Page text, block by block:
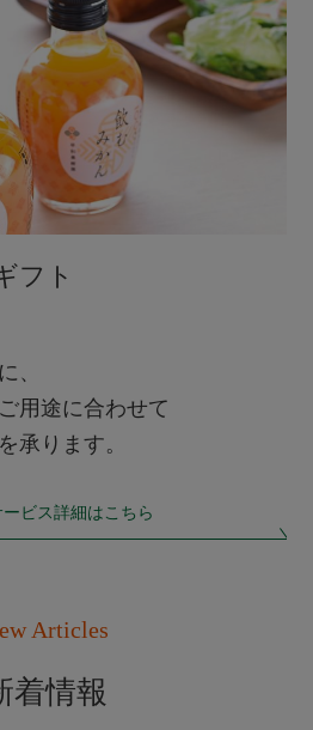
フト
、
用途に合わせて
承ります。
ビス詳細はこちら